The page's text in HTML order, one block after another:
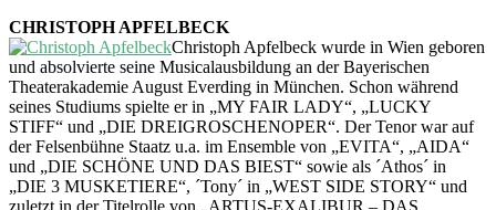
CHRISTOPH APFELBECK
Christoph Apfelbeck wurde in Wien geboren
und absolvierte seine Musicalausbildung an der Bayerischen
Theaterakademie August Everding in München. Schon während
seines Studiums spielte er in „MY FAIR LADY“, „LUCKY
STIFF“ und „DIE DREIGROSCHENOPER“. Der Tenor war auf
der Felsenbühne Staatz u.a. im Ensemble von „EVITA“, „AIDA“
und „DIE SCHÖNE UND DAS BIEST“ sowie als ´Athos´ in
„DIE 3 MUSKETIERE“, ´Tony´ in „WEST SIDE STORY“ und
zuletzt in der Titelrolle von „ARTUS-EXALIBUR – DAS